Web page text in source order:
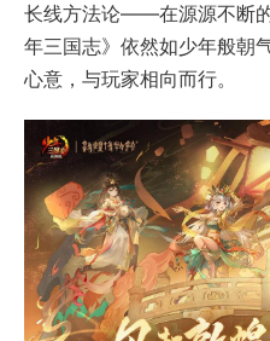
长线方法论——在源源不断
年三国志》依然如少年般朝
心意，与玩家相向而行。